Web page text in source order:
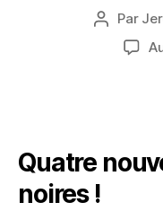
Par
Quatre
noires !